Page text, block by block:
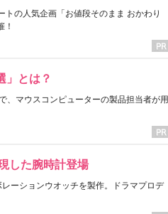
の人気企画「お値段そのまま おかわり
！
」とは？
、マウスコンピューターの製品担当者が用
した腕時計登場
ーションウオッチを製作。ドラマプロデ